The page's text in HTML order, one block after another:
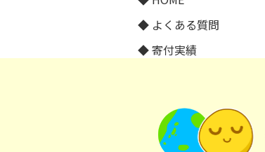
よくある質問
寄付実績